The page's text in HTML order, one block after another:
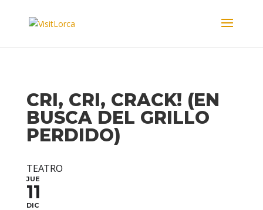
CRI, CRI, CRACK! (EN
BUSCA DEL GRILLO
PERDIDO)
TEATRO
JUE
11
DIC